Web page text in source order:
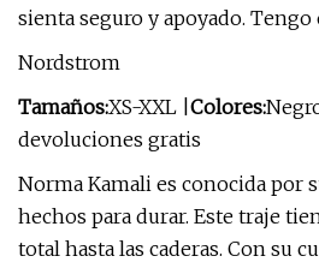
sienta seguro y apoyado.
Nordstrom
Tamaños:XS-XXL | Colores:
devoluciones gratis
Norma Kamali es conocida por
hechos para durar. Este traje
total hasta las caderas. Con su